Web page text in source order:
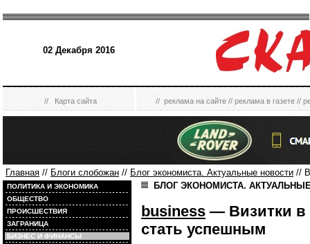
02 Декабря 2016
//Карта сайта //реклама на сайте//реклама в газете//
Главная // Блоги слобожан // Блог экономиста. Актуальные новости //
ПОЛИТИКА И ЭКОНОМИКА
ОБЩЕСТВО
ПРОИСШЕСТВИЯ
ЗАГРАНИЦА
БИЗНЕС И ФИНАНСЫ
БЛОГ ЭКОНОМИСТА.
business — Визитки в
стать успешным